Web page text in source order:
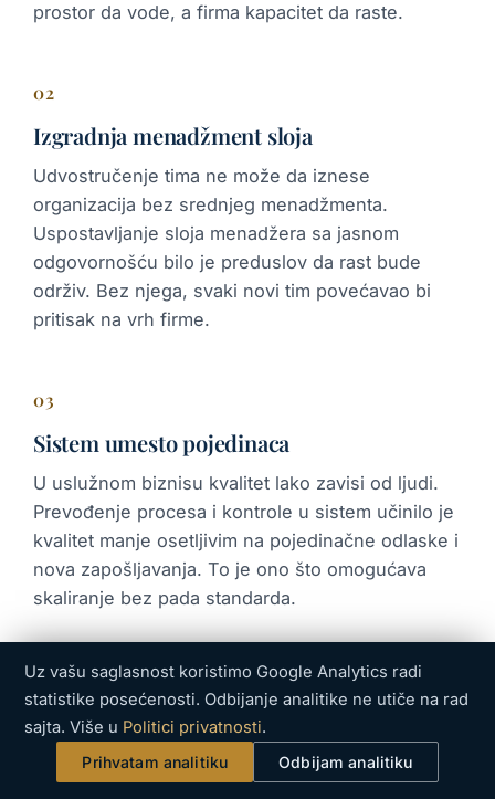
prostor da vode, a firma kapacitet da raste.
02
Izgradnja menadžment sloja
Udvostručenje tima ne može da iznese
organizacija bez srednjeg menadžmenta.
Uspostavljanje sloja menadžera sa jasnom
odgovornošću bilo je preduslov da rast bude
održiv. Bez njega, svaki novi tim povećavao bi
pritisak na vrh firme.
03
Sistem umesto pojedinaca
U uslužnom biznisu kvalitet lako zavisi od ljudi.
Prevođenje procesa i kontrole u sistem učinilo je
kvalitet manje osetljivim na pojedinačne odlaske i
nova zapošljavanja. To je ono što omogućava
skaliranje bez pada standarda.
04
Disciplina implementacije
Brz rast bez sistema obično završava padom
Uz vašu saglasnost koristimo Google Analytics radi
statistike posećenosti. Odbijanje analitike ne utiče na rad
sajta. Više u Politici privatnosti.
Prihvatam analitiku Odbijam analitiku